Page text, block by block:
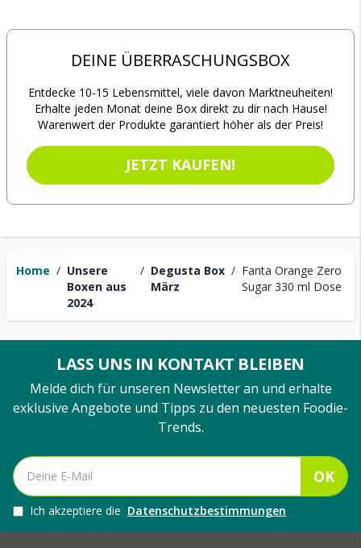
Home / Unsere
Boxen aus
2024
/ Degusta Box
März
/ Fanta Orange Zero
Sugar 330 ml Dose
DEINE ÜBERRASCHUNGSBOX
Entdecke 10-15 Lebensmittel, viele davon Marktneuheiten!
Erhalte jeden Monat deine Box direkt zu dir nach Hause!
Warenwert der Produkte garantiert höher als der Preis!
JETZT KAUFEN!
LASS UNS IN KONTAKT BLEIBEN
Melde dich für unseren Newsletter an und erhalte
exklusive Angebote und Tipps zu den neuesten Foodie-
Trends.
OK
Ich akzeptiere die Datenschutzbestimmungen